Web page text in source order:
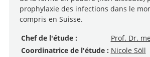
prophylaxie des infections dans le
compris en Suisse.
Chef de l'étude :
Prof. Dr.
Coordinatrice de l'étude : Nicole Söll